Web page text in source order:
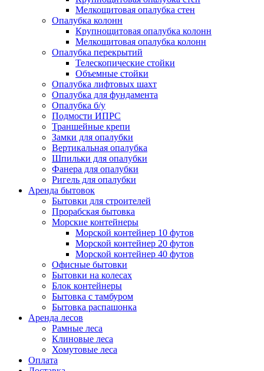
Мелкощитовая опалубка стен
Опалубка колонн
Крупнощитовая опалубка колонн
Мелкощитовая опалубка колонн
Опалубка перекрытий
Телескопические стойки
Объемные стойки
Опалубка лифтовых шахт
Опалубка для фундамента
Опалубка б/у
Подмости ИПРС
Траншейные крепи
Замки для опалубки
Вертикальная опалубка
Шпильки для опалубки
Фанера для опалубки
Ригель для опалубки
Аренда бытовок
Бытовки для строителей
Прорабская бытовка
Морские контейнеры
Морской контейнер 10 футов
Морской контейнер 20 футов
Морской контейнер 40 футов
Офисные бытовки
Бытовки на колесах
Блок контейнеры
Бытовка с тамбуром
Бытовка распашонка
Аренда лесов
Рамные леса
Клиновые леса
Хомутовые леса
Оплата